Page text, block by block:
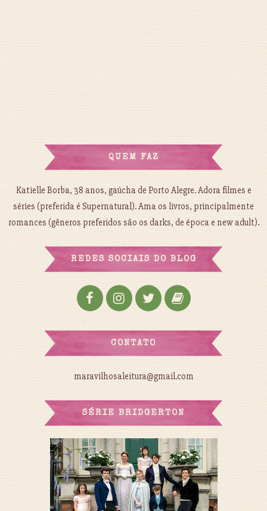
QUEM FAZ
Katielle Borba, 38 anos, gaúcha de Porto Alegre. Adora filmes e
séries (preferida é Supernatural). Ama os livros, principalmente
romances (gêneros preferidos são os darks, de época e new adult).
REDES SOCIAIS DO BLOG
CONTATO
maravilhosaleitura@gmail.com
SÉRIE BRIDGERTON